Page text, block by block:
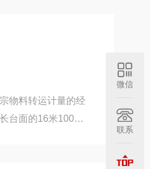
度A/D转换模块，
计量需求调整切
物料转运计量的经
台面的16米100吨
微信
联系